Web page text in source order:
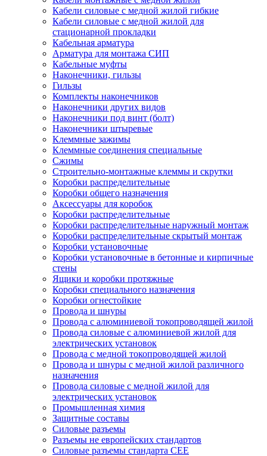
Кабели силовые с медной жилой гибкие
Кабели силовые с медной жилой для
стационарной прокладки
Кабельная арматура
Арматура для монтажа СИП
Кабельные муфты
Наконечники, гильзы
Гильзы
Комплекты наконечников
Наконечники других видов
Наконечники под винт (болт)
Наконечники штыревые
Клеммные зажимы
Клеммные соединения специальные
Сжимы
Строительно-монтажные клеммы и скрутки
Коробки распределительные
Коробки общего назначения
Аксессуары для коробок
Коробки распределительные
Коробки распределительные наружный монтаж
Коробки распределительные скрытый монтаж
Коробки установочные
Коробки установочные в бетонные и кирпичные
стены
Ящики и коробки протяжные
Коробки специального назначения
Коробки огнестойкие
Провода и шнуры
Провода с алюминиевой токопроводящей жилой
Провода силовые с алюминиевой жилой для
электрических установок
Провода с медной токопроводящей жилой
Провода и шнуры с медной жилой различного
назначения
Провода силовые с медной жилой для
электрических установок
Промышленная химия
Защитные составы
Силовые разъемы
Разъемы не европейских стандартов
Силовые разъемы стандарта CEE